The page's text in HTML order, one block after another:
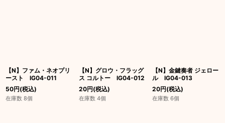
【N】ファム・ネオプリ
ースト IG04-011
50円(税込)
在庫数 8個
【N】グロウ・フラッグ
ス コルトー IG04-012
20円(税込)
在庫数 4個
【N】金鍵奏者 ジェロー
ル IG04-013
20円(税込)
在庫数 6個